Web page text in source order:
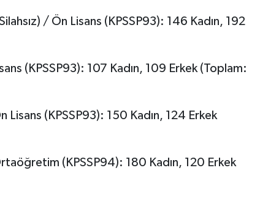
/ Ön Lisans (KPSSP93): 146 Kadın, 192
(KPSSP93): 107 Kadın, 109 Erkek (Toplam:
Lisans (KPSSP93): 150 Kadın, 124 Erkek
(KPSSP94): 180 Kadın, 120 Erkek